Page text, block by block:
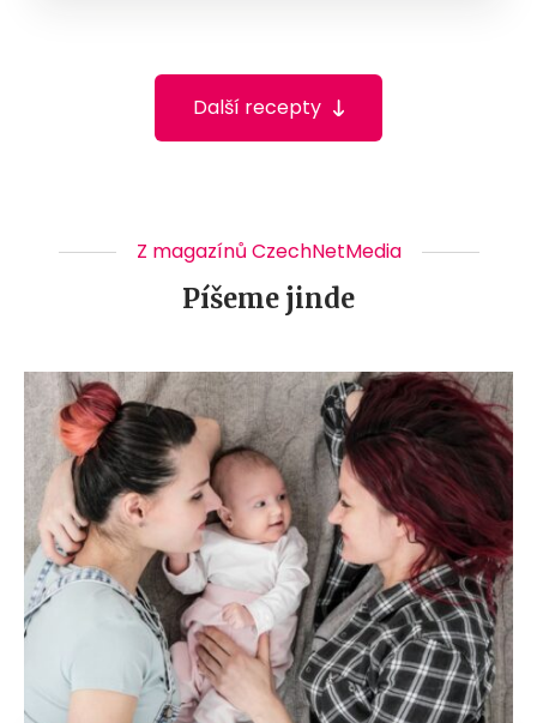
Další recepty
Z magazínů CzechNetMedia
Píšeme jinde